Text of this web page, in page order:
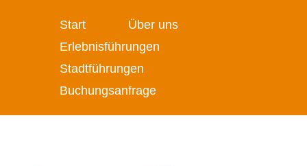
Start
Über uns
Erlebnisführungen
Stadtführungen
Buchungsanfrage